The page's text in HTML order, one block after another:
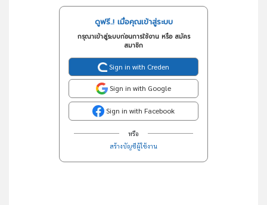
ดูฟรี..! เมื่อคุณเข้าสู่ระบบ
กรุณาเข้าสู่ระบบก่อนการใช้งาน หรือ สมัคร
สมาชิก
Sign in with Creden
Sign in with Google
Sign in with Facebook
หรือ
สร้างบัญชีผู้ใช้งาน